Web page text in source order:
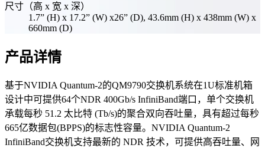
尺寸（高 x 宽 x 深）
1.7” (H) x 17.2” (W) x26” (D), 43.6mm (H) x 438mm (W) x
660mm (D)
产品详情
基于NVIDIA Quantum-2的QM9790交换机系统在1U标准机箱
设计中可提供64个NDR 400Gb/s InfiniBand端口，单个交换机
承载每秒 51.2 太比特 (Tb/s)的聚合双向吞吐量，具有超过每秒
665亿数据包(BPPS)的标志性容量。NVIDIA Quantum-2
InfiniBand交换机支持最新的 NDR 技术，可提供高吞吐量、网